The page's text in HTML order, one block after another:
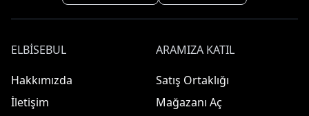
ELBISEBUL
Hakkımızda
İletişim
ARAMIZA KATIL
Satış Ortaklığı
Mağazanı Aç